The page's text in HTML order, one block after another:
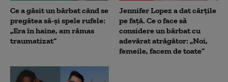
Ce a găsit un bărbat când se
pregătea să-și spele rufele:
„Era în haine, am rămas
traumatizat”
Jennifer Lopez a dat cărțile
pe față. Ce o face să
considere un bărbat cu
adevărat atrăgător: „Noi,
femeile, facem de toate”